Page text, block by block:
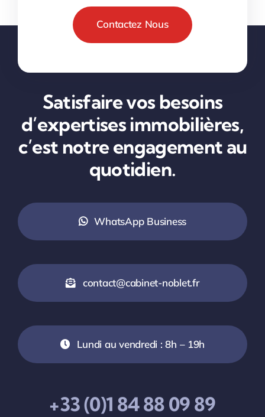
Contactez Nous
Satisfaire vos besoins
d’expertises immobilières,
c’est notre engagement au
quotidien.
WhatsApp Business
contact@cabinet-noblet.fr
Lundi au vendredi : 8h – 19h
+33 (0)1 84 88 09 89